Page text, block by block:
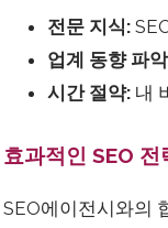
전문 지식:
업계 동향 파
시간 절약: 내
효과적인 SEO 전
SEO에이전시와의